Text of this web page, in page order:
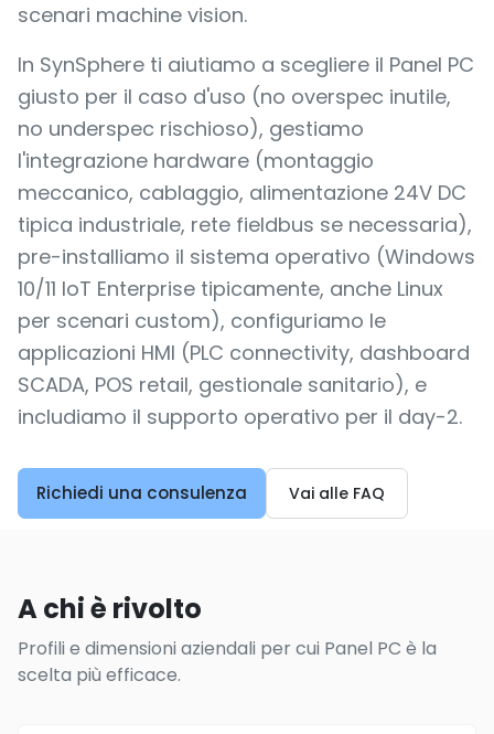
scenari machine vision.
In SynSphere ti aiutiamo a scegliere il Panel PC
giusto per il caso d'uso (no overspec inutile,
no underspec rischioso), gestiamo
l'integrazione hardware (montaggio
meccanico, cablaggio, alimentazione 24V DC
tipica industriale, rete fieldbus se necessaria),
pre-installiamo il sistema operativo (Windows
10/11 IoT Enterprise tipicamente, anche Linux
per scenari custom), configuriamo le
applicazioni HMI (PLC connectivity, dashboard
SCADA, POS retail, gestionale sanitario), e
includiamo il supporto operativo per il day-2.
Richiedi una consulenza Vai alle FAQ
A chi è rivolto
Profili e dimensioni aziendali per cui Panel PC è la
scelta più efficace.